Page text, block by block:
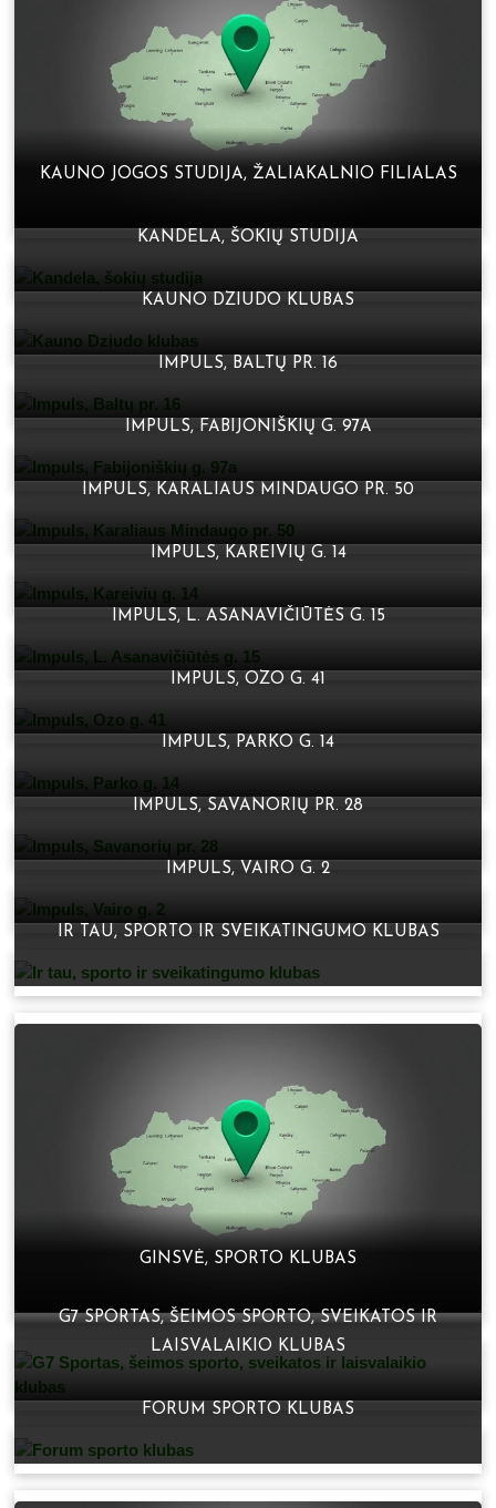
KAUNO JOGOS STUDIJA, ŽALIAKALNIO FILIALAS
KANDELA, ŠOKIŲ STUDIJA
KAUNO DZIUDO KLUBAS
IMPULS, BALTŲ PR. 16
IMPULS, FABIJONIŠKIŲ G. 97A
IMPULS, KARALIAUS MINDAUGO PR. 50
IMPULS, KAREIVIŲ G. 14
IMPULS, L. ASANAVIČIŪTĖS G. 15
IMPULS, OZO G. 41
IMPULS, PARKO G. 14
IMPULS, SAVANORIŲ PR. 28
IMPULS, VAIRO G. 2
IR TAU, SPORTO IR SVEIKATINGUMO KLUBAS
GINSVĖ, SPORTO KLUBAS
G7 SPORTAS, ŠEIMOS SPORTO, SVEIKATOS IR
LAISVALAIKIO KLUBAS
FORUM SPORTO KLUBAS